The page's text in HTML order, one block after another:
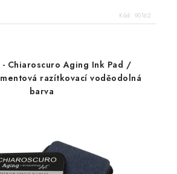
Kód: 90162
Chiaroscuro Aging Ink Pad /
razítkovací voděodolná
barva